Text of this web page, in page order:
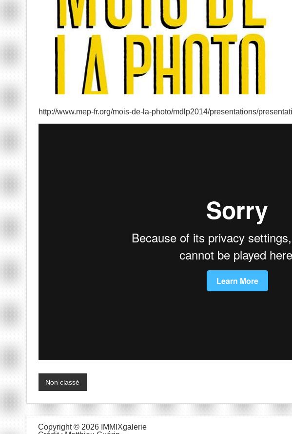
http://www.mep-fr.org/mois-de-la-photo/mdlp2014/presentations/
Non classé
Copyright © 2026 IMMIXgalerie